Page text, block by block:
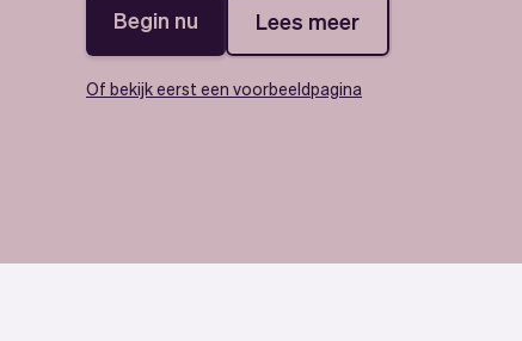
Begin nu Lees meer
Of bekijk eerst een voorbeeldpagina